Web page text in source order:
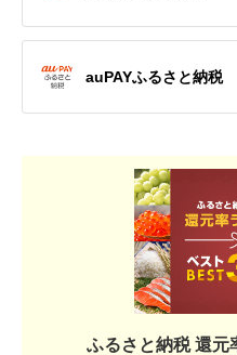
auPAYふるさと納税
ふるさと納税 還元